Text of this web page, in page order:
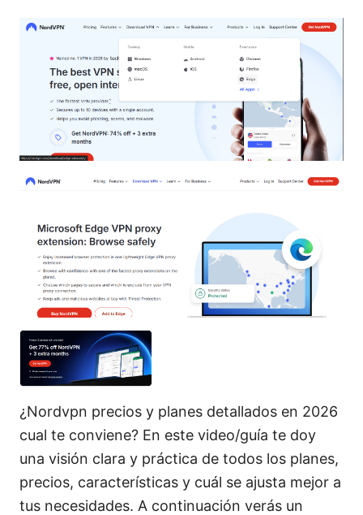
¿Nordvpn precios y planes detallados en 2026
cual te conviene? En este video/guía te doy
una visión clara y práctica de todos los planes,
precios, características y cuál se ajusta mejor a
tus necesidades. A continuación verás un